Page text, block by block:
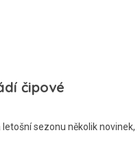
čipové
sezonu několik novinek,